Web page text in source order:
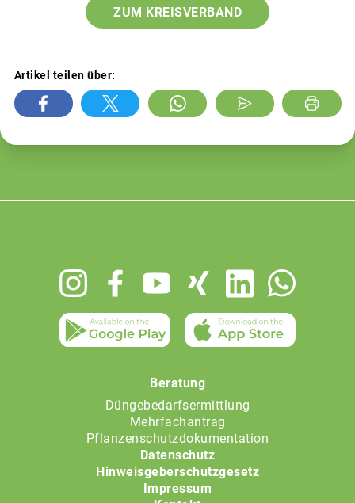
ZUM KREISVERBAND
Artikel teilen über:
Beratung
Düngebedarfsermittlung
Mehrfachantrag
Pflanzenschutzdokumentation
Datenschutz
Hinweisgeberschutzgesetz
Impressum